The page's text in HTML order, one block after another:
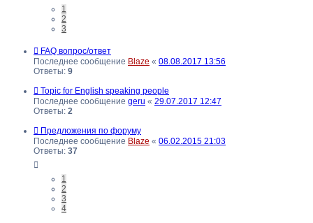
1
2
3
FAQ вопрос/ответ
Последнее сообщение Blaze « 08.08.2017 13:56
Ответы: 9
Topic for English speaking people
Последнее сообщение geru « 29.07.2017 12:47
Ответы: 2
Предложения по форуму
Последнее сообщение Blaze « 06.02.2015 21:03
Ответы: 37
1
2
3
4